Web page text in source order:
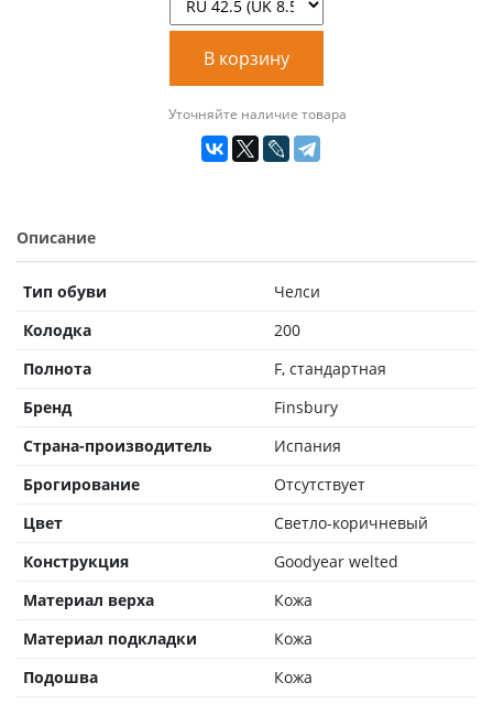
В корзину
Уточняйте наличие товара
Описание
Тип обуви
Челси
Колодка
200
Полнота
F, стандартная
Бренд
Finsbury
Страна-производитель
Испания
Брогирование
Отсутствует
Цвет
Светло-коричневый
Конструкция
Goodyear welted
Материал верха
Кожа
Материал подкладки
Кожа
Подошва
Кожа